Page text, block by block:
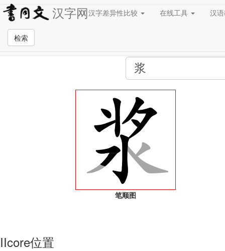
汉字网汉字差异性比较 在线工具 汉
检索
全站检索页面
笔顺图
IIcore位置